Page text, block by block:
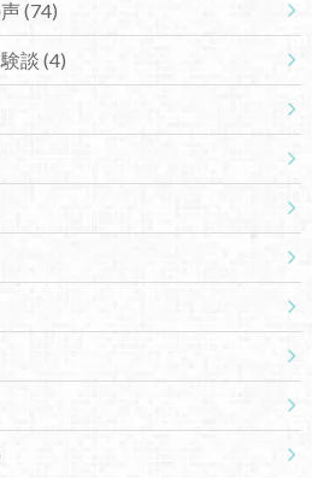
(74)
談 (4)